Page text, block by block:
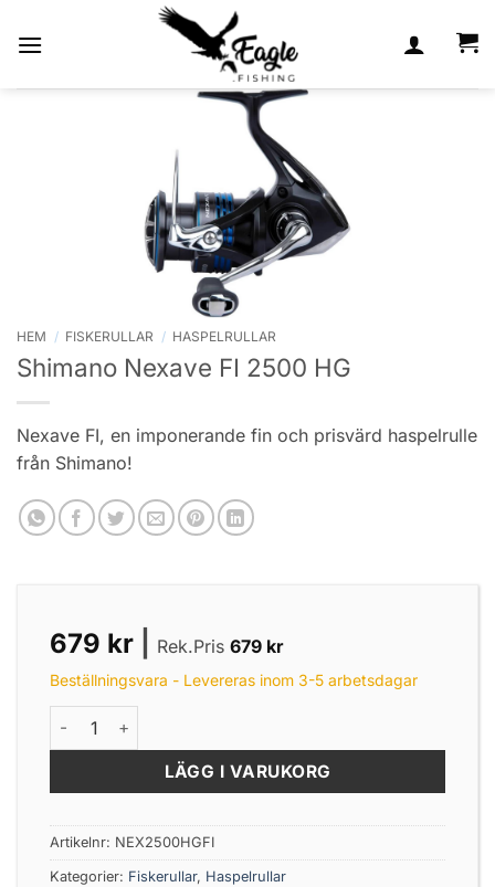
HEM / FISKERULLAR / HASPELRULLAR
Shimano Nexave FI 2500 HG
Nexave FI, en imponerande fin och prisvärd haspelrulle
från Shimano!
679 kr Rek.Pris 679 kr
Beställningsvara - Levereras inom 3-5 arbetsdagar
Shimano Nexave FI 2500 HG mängd
LÄGG I VARUKORG
Artikelnr: NEX2500HGFI
Kategorier: Fiskerullar, Haspelrullar